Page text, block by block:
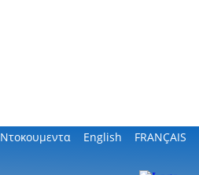
Ντοκουμεντα English FRANÇAIS